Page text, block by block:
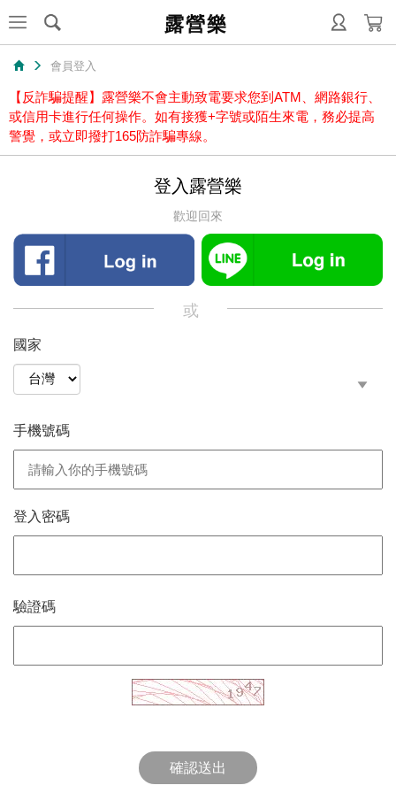
露營樂
會員登入
【反詐騙提醒】露營樂不會主動致電要求您到ATM、網路銀行、
或信用卡進行任何操作。如有接獲+字號或陌生來電，務必提高
警覺，或立即撥打165防詐騙專線。
登入露營樂
歡迎回來
或
國家
手機號碼
登入密碼
驗證碼
確認送出